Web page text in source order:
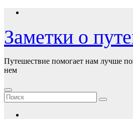
Перейти
содержимому
Заметки о
Путешествие помогает нам лучше
нем